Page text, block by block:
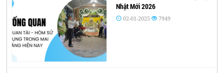
Nhật Mới 2026
02-01-2025 7949